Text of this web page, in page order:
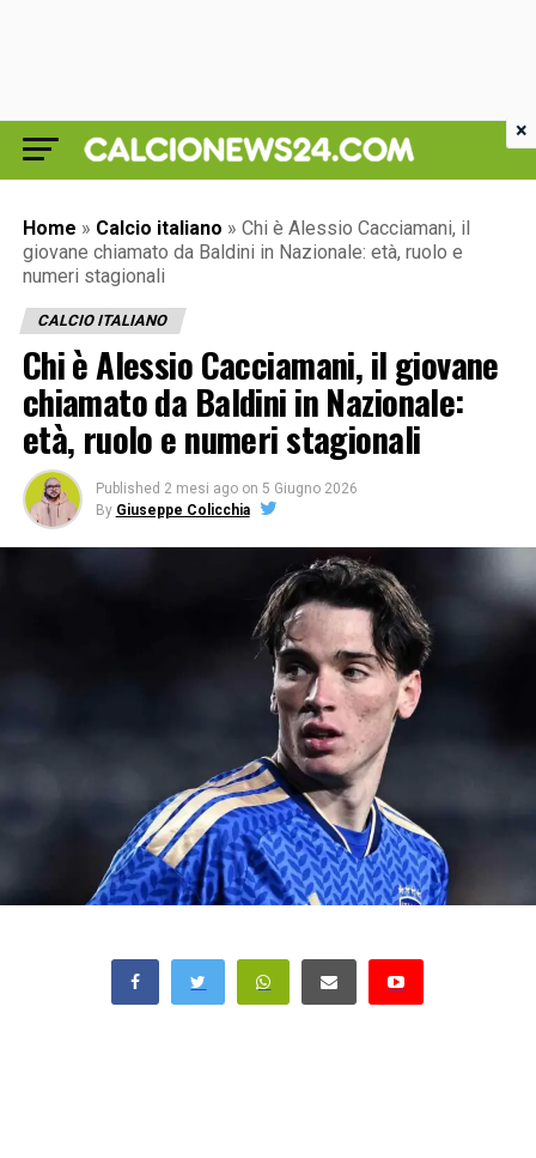
Home » Calcio italiano » Chi è Alessio Cacciamani, il
giovane chiamato da Baldini in Nazionale: età, ruolo e
numeri stagionali
CALCIO ITALIANO
Chi è Alessio Cacciamani, il giovane
chiamato da Baldini in Nazionale:
età, ruolo e numeri stagionali
Published 2 mesi ago on 5 Giugno 2026
By Giuseppe Colicchia
×